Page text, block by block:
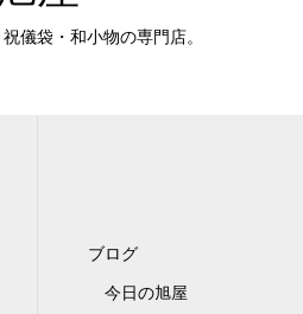
儀袋・和小物の専門店。
ブログ
今日の旭屋